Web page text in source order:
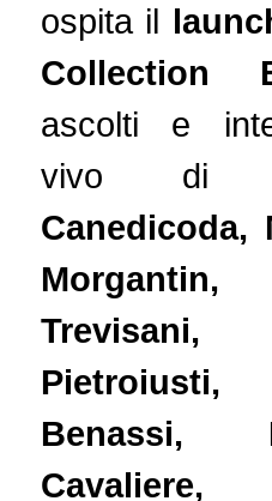
ospita il
Collection
ascolti e
vivo
Canedicoda,
Benassi,